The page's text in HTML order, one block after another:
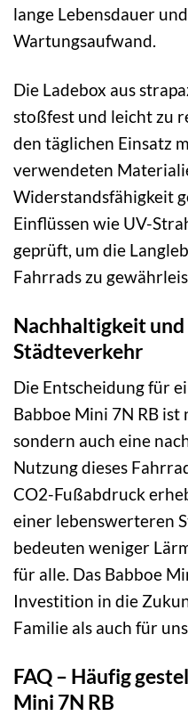
lange Lebensdauer
Wartungsaufwand.
Die Ladebox aus
stoßfest und leicht zu
den täglichen Einsatz
verwendeten
Widerstandsfähigkeit
Einflüssen wie UV-
geprüft, um die
Fahrrads zu
Nachhaltigkeit
Städteverkehr
Die Entscheidung für
Babboe Mini 7N RB
sondern auch eine
Nutzung dieses
CO2-Fußabdruck
einer lebenswerteren
bedeuten weniger
für alle. Das Babboe
Investition in die
Familie als auch für
FAQ – Häufig
Mini 7N RB